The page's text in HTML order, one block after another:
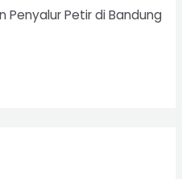
Penyalur Petir di Bandung